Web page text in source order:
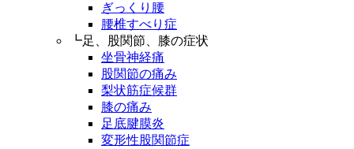
ぎっくり腰
腰椎すべり症
┗足、股関節、膝の症状
坐骨神経痛
股関節の痛み
梨状筋症候群
膝の痛み
足底腱膜炎
変形性股関節症